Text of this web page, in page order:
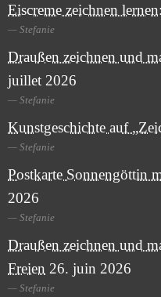
Eiscreme zeichnen
Stefanie
Draußen zeichnen und
juillet 2026
Stefanie
Kunstgeschichte auf
Stefanie
Postkarte Sonnengöttin
2026
Stefanie
Draußen zeichnen und
Freien 26. juin 2026
Stefanie